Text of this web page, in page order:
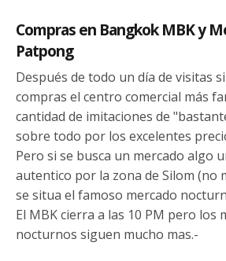
Compras en Bangkok MBK y
Patpong
Después de todo un día de visitas
compras el centro comercial más
cantidad de imitaciones de
sobre todo por los excelentes
Pero si se busca un mercado algo
autentico por la zona de Silom (no
se situa el famoso mercado
El MBK cierra a las 10 PM pero los
nocturnos siguen mucho mas.-